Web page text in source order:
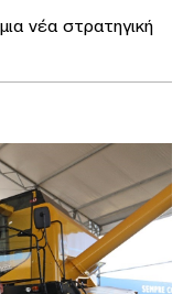
νέα στρατηγική